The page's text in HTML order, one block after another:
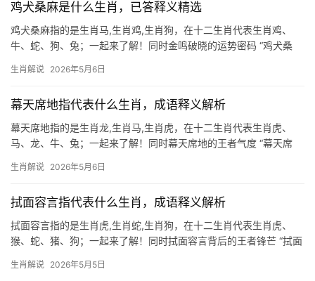
鸡犬桑麻是什么生肖，已答释义精选
鸡犬桑麻指的是生肖马,生肖鸡,生肖狗，在十二生肖代表生肖鸡、
牛、蛇、狗、兔；一起来了解！同时金鸣破晓的运势密码 “鸡犬桑
二地支中对应“酉”，象征光明与秩序，2024甲辰年对属鸡者而言，
生肖解说 2026年5月6日
幕天席地指代表什么生肖，成语释义解析
幕天席地指的是生肖龙,生肖马,生肖虎，在十二生肖代表生肖虎、
马、龙、牛、兔；一起来了解！同时幕天席地的王者气度 “幕天席
者风范极为契合，虎为山林之主，天性自由奔放，既有啸聚山林的
生肖解说 2026年5月6日
拭面容言指代表什么生肖，成语释义解析
拭面容言指的是生肖虎,生肖蛇,生肖狗，在十二生肖代表生肖虎、
猴、蛇、猪、狗；一起来了解！同时拭面容言背后的王者锋芒 “拭面
成语与生肖虎气质极为契合——虎为百兽之王，天生傲骨，却需懂
生肖解说 2026年5月5日